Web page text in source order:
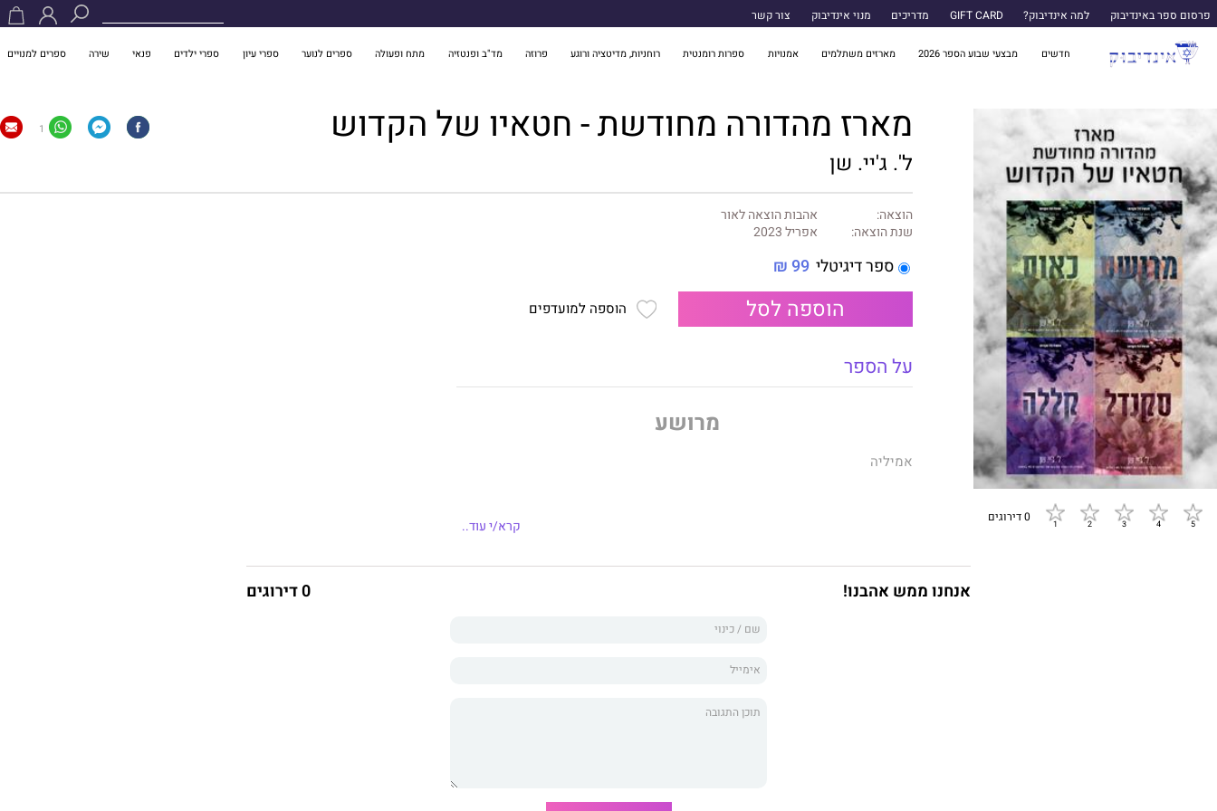
פרסום ספר באינדיבוק למה אינדיבוק? GIFT CARD מדריכים מנוי אינדיבוק צור קשר
חדשים מבצעי שבוע הספר 2026 מארזים משתלמים אמנויות ספרות רומנטית רוחניות, מדיטציה ורוגע פרוזה מד"ב ופנטזיה מתח ופעולה ספרים לנוער ספרי עיון ספרי ילדים פנאי שירה ספרים למנויים
0 דירוגים
מארז מהדורה מחודשת - חטאיו של הקדוש 1
ל'. ג'יי. שן
הוצאה:
אהבות הוצאה לאור
שנת הוצאה:
אפריל 2023
ספר דיגיטלי 99 ₪
הוספה לסל הוספה למועדפים
על הספר
מרושע
אמיליה
אומרים שאהבה ושנאה הן אותו רגש שחווים בנסיבות שונות, וזה נכון. הגבר שבא
יפיפה. בריון ומושיע, מפלצת ומאהב. לפני עשר שנים הוא גרם לי לברוח מהעיירה
הקטנה שבה התגוררנו. עכשיו הוא בא אחרי לניו יורק, והוא לא מתכוון לעזוב
בלעדיי.
האישה שמכירה את הסודות הכי אפלים שלי, והבת של העוזרת ששכרנו כדי לטפל
קרא/י עוד..
אנחנו ממש אהבנו! 0 דירוגים